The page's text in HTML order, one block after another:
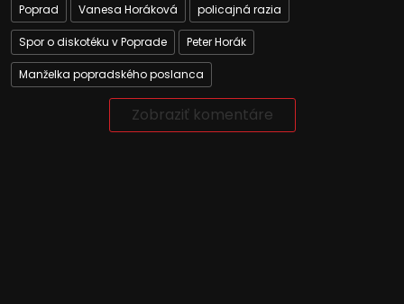
Poprad Vanesa Horáková policajná razia
Spor o diskotéku v Poprade Peter Horák
Manželka popradského poslanca
Zobraziť komentáre